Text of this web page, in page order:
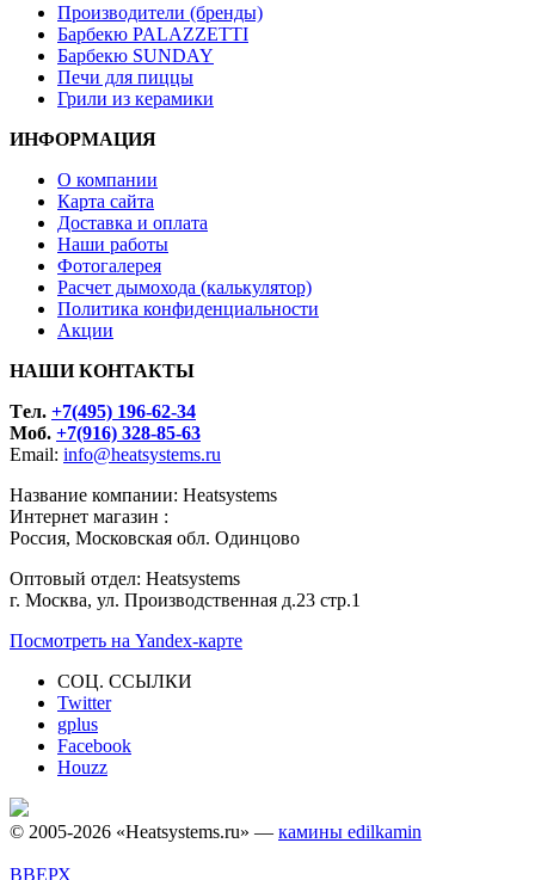
Производители (бренды)
Барбекю PALAZZETTI
Барбекю SUNDAY
Печи для пиццы
Грили из керамики
ИНФОРМАЦИЯ
О компании
Карта сайта
Доставка и оплата
Наши работы
Фотогалерея
Расчет дымохода (калькулятор)
Политика конфиденциальности
Акции
НАШИ КОНТАКТЫ
Tел. +7(495) 196-62-34
Моб. +7(916) 328-85-63
Email: info@heatsystems.ru
Название компании: Heatsystems
Интернет магазин :
Россия, Московская обл. Одинцово
Оптовый отдел: Heatsystems
г. Москва, ул. Производственная д.23 стр.1
Посмотреть на Yandex-карте
СОЦ. ССЫЛКИ
Twitter
gplus
Facebook
Houzz
© 2005-2026 «Heatsystems.ru» — камины edilkamin
ВВЕРХ